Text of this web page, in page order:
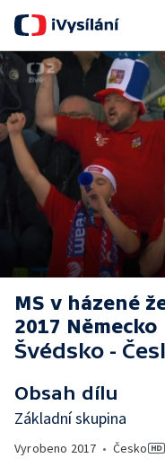
MS v házené
2017 Německo
Švédsko -
Obsah dílu
Základní skupina
Vyrobeno 2017 • Česko